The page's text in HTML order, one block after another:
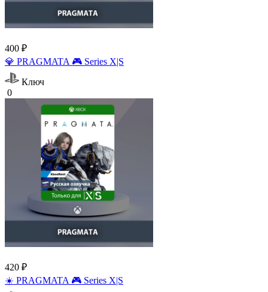
400 ₽
💎 PRAGMATA 🎮 Series X|S
Ключ
0
420 ₽
☀️ PRAGMATA 🎮 Series X|S